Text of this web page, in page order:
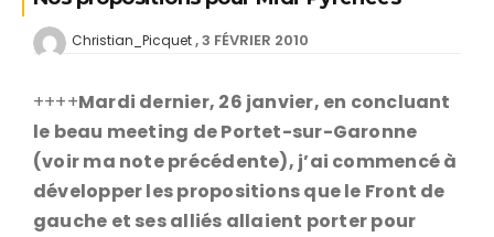
Christian_Picquet 3 FÉVRIER 2010
++++Mardi dernier, 26 janvier, en concluant
le beau meeting de Portet-sur-Garonne
(voir ma note précédente), j’ai commencé à
développer les propositions que le Front de
gauche et ses alliés allaient porter pour